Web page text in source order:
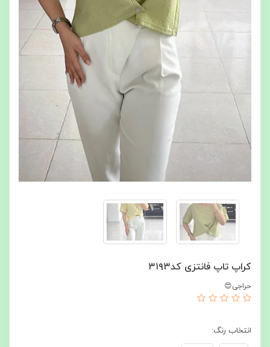
کراپ تاپ فانتزی کد۳۱۹۳
حراجی😍
انتخاب رنگ: